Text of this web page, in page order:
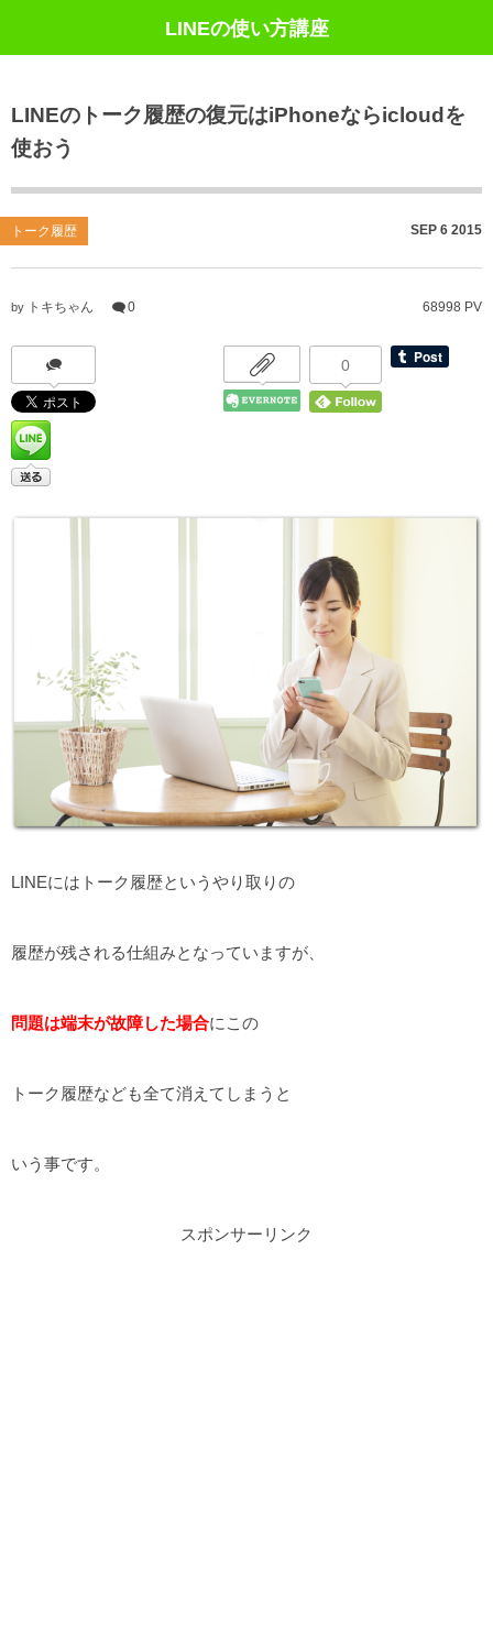
LINEの使い方講座
LINEのトーク履歴の復元はiPhoneならicloudを
使おう
トーク履歴 SEP 6 2015
by トキちゃん 0 68998 PV
0
LINEにはトーク履歴というやり取りの
履歴が残される仕組みとなっていますが、
問題は端末が故障した場合にこの
トーク履歴なども全て消えてしまうと
いう事です。
スポンサーリンク